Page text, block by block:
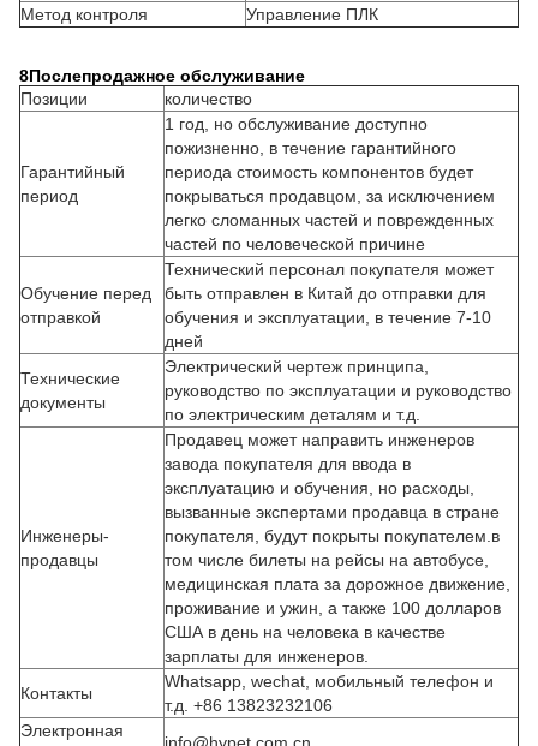
Метод контроля
Управление ПЛК
8Послепродажное обслуживание
Позиции
количество
Гарантийный
период
1 год, но обслуживание доступно
пожизненно, в течение гарантийного
периода стоимость компонентов будет
покрываться продавцом, за исключением
легко сломанных частей и поврежденных
частей по человеческой причине
Обучение перед
отправкой
Технический персонал покупателя может
быть отправлен в Китай до отправки для
обучения и эксплуатации, в течение 7-10
дней
Технические
документы
Электрический чертеж принципа,
руководство по эксплуатации и руководство
по электрическим деталям и т.д.
Инженеры-
продавцы
Продавец может направить инженеров
завода покупателя для ввода в
эксплуатацию и обучения, но расходы,
вызванные экспертами продавца в стране
покупателя, будут покрыты покупателем.в
том числе билеты на рейсы на автобусе,
медицинская плата за дорожное движение,
проживание и ужин, а также 100 долларов
США в день на человека в качестве
зарплаты для инженеров.
Контакты
Whatsapp, wechat, мобильный телефон и
т.д. +86 13823232106
Электронная